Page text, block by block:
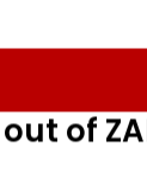
of